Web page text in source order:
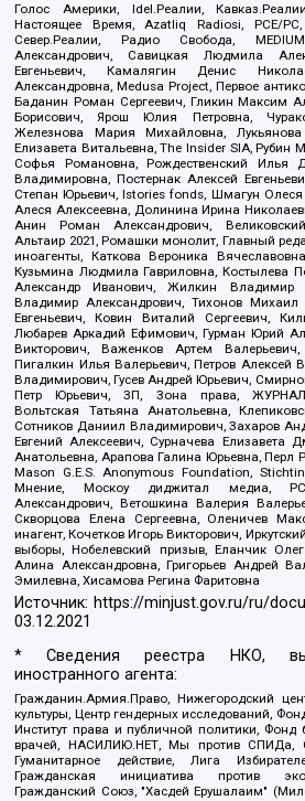
Голос Америки, Idel.Реалии,
Настоящее Время, Azatliq Radiosi, PCE/PC,
Север.Реалии, Радио Свобода,
Александрович, Савицкая Людмила
Евгеньевич, Камалягин Денис
Александровна, Medusa Project, Первое
Баданин Роман Сергеевич, Гликин Максим
Борисович, Ярош Юлия Петровна,
Железнова Мария Михайловна,
Елизавета Витальевна, The Insider SIA, Рубин
Софья Романовна, Рождественский Илья
Владимировна, Постернак Алексей
Степан Юрьевич, Istories fonds, Шмагун
Алеся Алексеевна, Долинина Ирина
Анин Роман Александрович,
Альтаир 2021, Ромашки монолит, Главный
иноагенты, Каткова Вероника
Кузьмина Людмила Гавриловна, Костылева
Александр Иванович, Жилкин Владимир
Владимир Александрович, Тихонов Михаил
Евгеньевич, Ковин Виталий Сергеевич,
Любарев Аркадий Ефимович, Гурман Юрий
Викторович, Важенков Артем
Пигалкин Илья Валерьевич, Петров Алексей
Владимирович, Гусев Андрей Юрьевич,
Петр Юрьевич, ЗП, Зона права,
Вольтская Татьяна Анатольевна,
Сотников Даниил Владимирович, Захаров
Евгений Алексеевич, Сурначева Елизавета
Анатольевна, Арапова Галина Юрьевна,
Mason G.E.S. Anonymous Foundation,
Мнение, Москоу диджитал медиа,
Александрович, Ветошкина Валерия
Скворцова Елена Сергеевна, Оленичев
инагент, Кочетков Игорь Викторович,
выборы, Нобелевский призыв, Еланчик Олег
Алина Александровна, Григорьев Андрей
Эмилевна, Хисамова Регина Фаритовна
Источник: https://minjust.gov.ru/ru/
03.12.2021
* Сведения реестра НКО,
иностранного агента:
Гражданин.Армия.Право, Нижегородский
культуры, Центр гендерных исследований,
Институт права и публичной политики, Фонд
врачей, НАСИЛИЮ.НЕТ, Мы против СПИДа,
Гуманитарное действие, Лига
Гражданская инициатива против
Гражданский Союз, "Хасдей Ерушалаим"